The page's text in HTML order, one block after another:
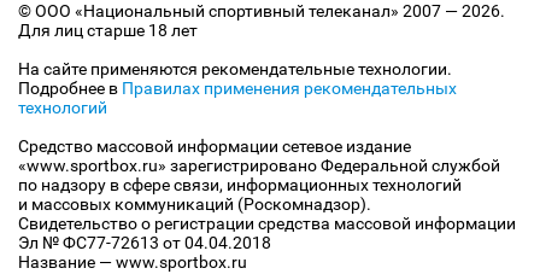
© ООО «Национальный спортивный телеканал» 2007 — 2026.
Для лиц старше 18 лет
На сайте применяются рекомендательные технологии.
Подробнее в Правилах применения рекомендательных
технологий
Средство массовой информации сетевое издание
«www.sportbox.ru» зарегистрировано Федеральной службой
по надзору в сфере связи, информационных технологий
и массовых коммуникаций (Роскомнадзор).
Свидетельство о регистрации средства массовой информации
Эл № ФС77-72613 от 04.04.2018
Название — www.sportbox.ru